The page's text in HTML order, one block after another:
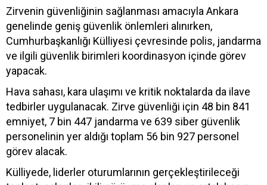
Zirvenin güvenliğinin sağlanması amacıyla Ankara
genelinde geniş güvenlik önlemleri alınırken,
Cumhurbaşkanlığı Külliyesi çevresinde polis, jandarma
ve ilgili güvenlik birimleri koordinasyon içinde görev
yapacak.
Hava sahası, kara ulaşımı ve kritik noktalarda da ilave
tedbirler uygulanacak. Zirve güvenliği için 48 bin 841
emniyet, 7 bin 447 jandarma ve 639 siber güvenlik
personelinin yer aldığı toplam 56 bin 927 personel
görev alacak.
Külliyede, liderler oturumlarının gerçekleştirileceği